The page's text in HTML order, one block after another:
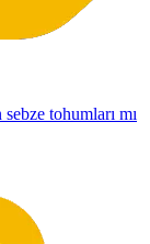
tohumları mı